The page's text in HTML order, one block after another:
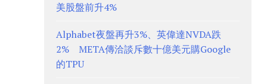
美股盤前升4%
Alphabet夜盤再升3%、英偉達NVDA跌
2% META傳洽談斥數十億美元購Google
的TPU